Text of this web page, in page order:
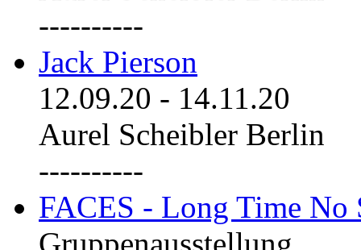
----------
Jack Pierson
12.09.20 - 14.11.20
Aurel Scheibler Berlin
----------
FACES - Long Time No
Gruppenausstellung